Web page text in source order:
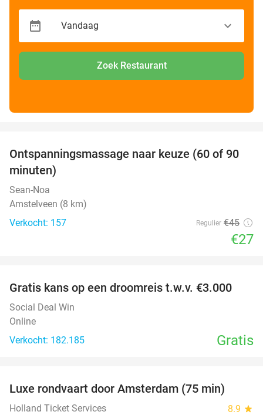
Zoek Restaurant
40%
Ontspanningsmassage naar keuze (60 of 90
minuten)
Sean-Noa
Amstelveen (8 km)
Verkocht: 157
Regulier €45
€27
Gratis kans op een droomreis t.w.v. €3.000
Social Deal Win
Online
Verkocht: 182.185
Gratis
Luxe rondvaart door Amsterdam (75 min)
Holland Ticket Services 8.9 star